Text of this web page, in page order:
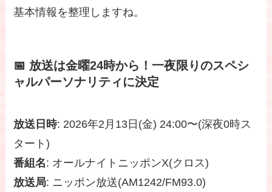
基本情報を整理しますね。
📅 放送は金曜24時から！一夜限りのスペシ
ャルパーソナリティに決定
放送日時: 2026年2月13日(金) 24:00〜(深夜0時ス
タート)
番組名: オールナイトニッポンX(クロス)
放送局: ニッポン放送(AM1242/FM93.0)